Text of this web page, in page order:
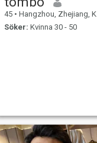
45 • Hangzhou, Zhejiang, Kina
Söker: Kvinna 30 - 50